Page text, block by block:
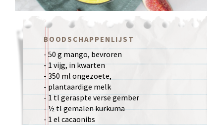
BOODSCHAPPENLIJST
- 50 g mango, bevroren
- 1 vijg, in kwarten
- 350 ml ongezoete,
- plantaardige melk
- 1 tl geraspte verse gember
- ½ tl gemalen kurkuma
- 1 el cacaonibs